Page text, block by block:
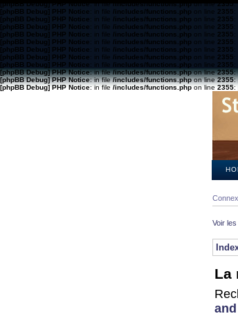
[phpBB Debug] PHP Notice: in file/includes/functions.phpon line2355:
[phpBB Debug] PHP Notice: in file /includes/functions.php on line 2355:
[phpBB Debug] PHP Notice: in file /includes/functions.php on line 2355:
[phpBB Debug] PHP Notice: in file /includes/functions.php on line 2355:
[phpBB Debug] PHP Notice: in file /includes/functions.php on line 2355:
[phpBB Debug] PHP Notice: in file /includes/functions.php on line 2355:
[phpBB Debug] PHP Notice: in file /includes/functions.php on line 2355:
[phpBB Debug] PHP Notice: in file /includes/functions.php on line 2355:
[phpBB Debug] PHP Notice: in file /includes/functions.php on line 2355:
[phpBB Debug] PHP Notice: in file/includes/functions.phpon line2355:
[phpBB Debug] PHP Notice: in file/includes/functions.phpon line2355:
[phpBB Debug] PHP Notice: in file/includes/functions.phpon line2355:
Voir
La